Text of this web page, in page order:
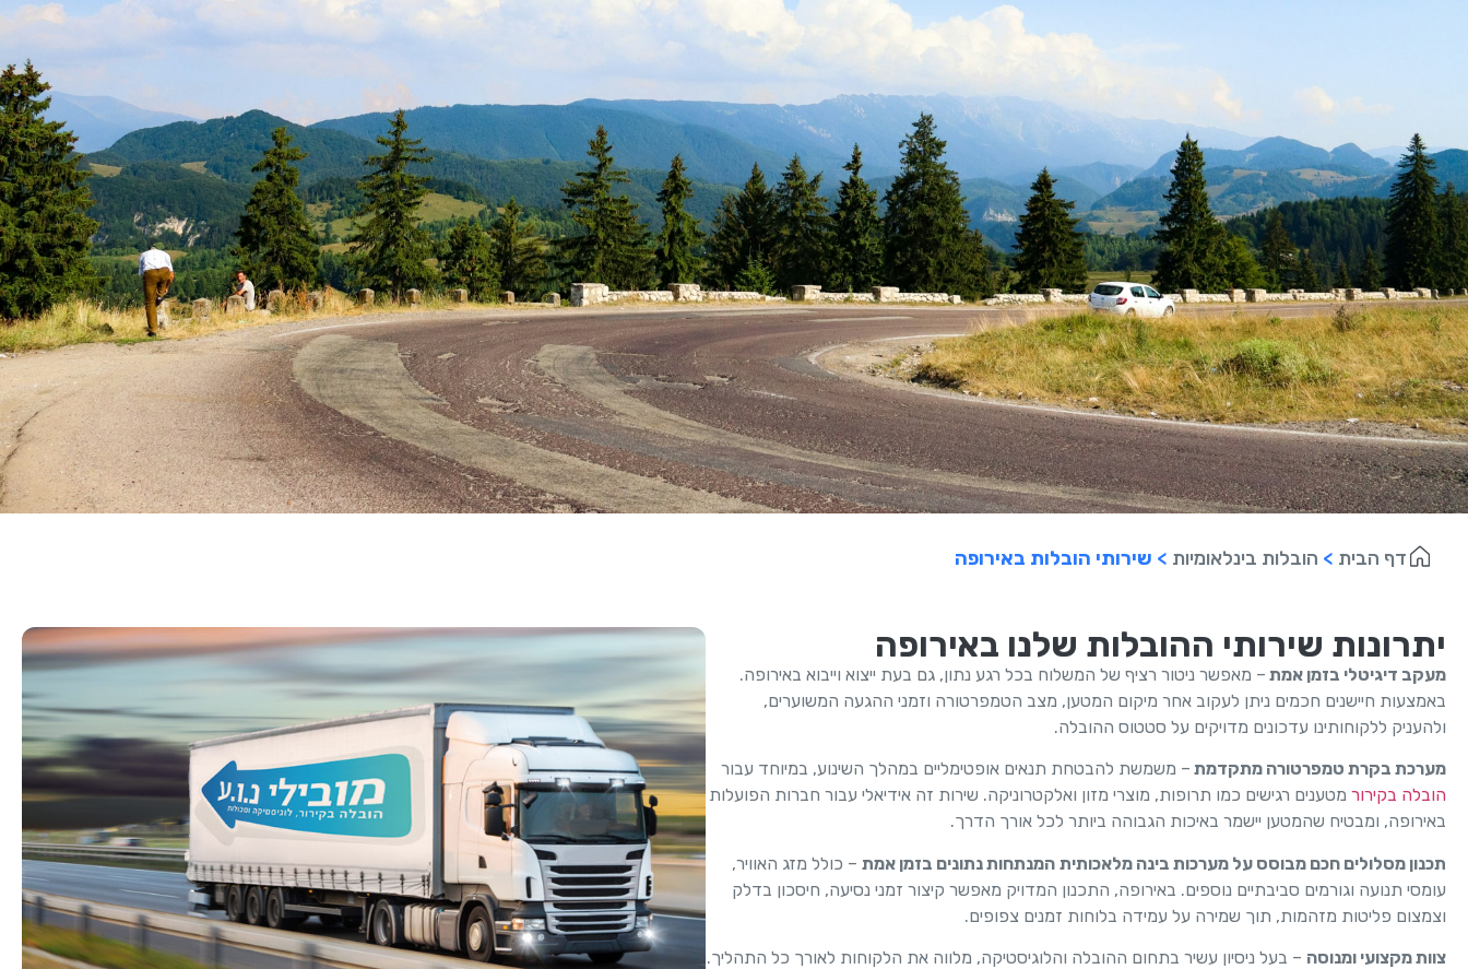
דף הבית > הובלות בינלאומיות > שירותי הובלות באירופה
יתרונות שירותי ההובלות שלנו באירופה
מעקב דיגיטלי בזמן אמת – מאפשר ניטור רציף של המשלוח בכל רגע נתון, גם בעת ייצוא וייבוא באירופה.
באמצעות חיישנים חכמים ניתן לעקוב אחר מיקום המטען, מצב הטמפרטורה וזמני ההגעה המשוערים,
ולהעניק ללקוחותינו עדכונים מדויקים על סטטוס ההובלה.
מערכת בקרת טמפרטורה מתקדמת – משמשת להבטחת תנאים אופטימליים במהלך השינוע, במיוחד עבור
הובלה בקירור מטענים רגישים כמו תרופות, מוצרי מזון ואלקטרוניקה. שירות זה אידיאלי עבור חברות הפועלות
באירופה, ומבטיח שהמטען יישמר באיכות הגבוהה ביותר לכל אורך הדרך.
תכנון מסלולים חכם מבוסס על מערכות בינה מלאכותית המנתחות נתונים בזמן אמת – כולל מזג האוויר,
עומסי תנועה וגורמים סביבתיים נוספים. באירופה, התכנון המדויק מאפשר קיצור זמני נסיעה, חיסכון בדלק
וצמצום פליטות מזהמות, תוך שמירה על עמידה בלוחות זמנים צפופים.
צוות מקצועי ומנוסה – בעל ניסיון עשיר בתחום ההובלה והלוגיסטיקה, מלווה את הלקוחות לאורך כל התהליך.